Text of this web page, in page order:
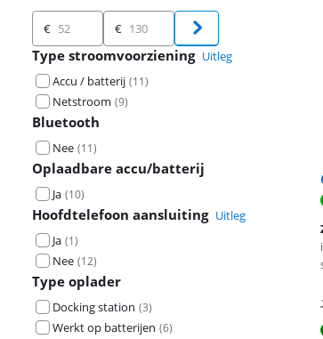
Prijs
€ €
Type stroomvoorziening Uitleg
Accu / batterij (11)
Netstroom (9)
Bluetooth
Nee (11)
Oplaadbare accu/batterij
Ja (10)
Hoofdtelefoon aansluiting Uitleg
Ja (1)
Nee (12)
Type oplader
Docking station (3)
Werkt op batterijen (6)